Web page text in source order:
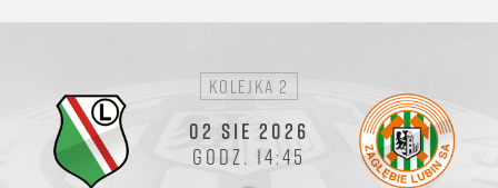
kolejka 2
02 SIE 2026
GODZ. 14:45